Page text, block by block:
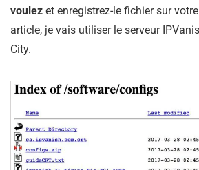
voulez et enregistrez-le fichier sur
article, je vais utiliser le serveur
City.